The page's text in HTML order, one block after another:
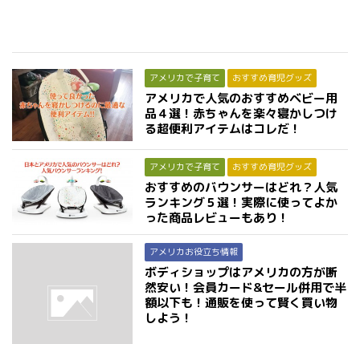
アメリカで子育て おすすめ育児グッズ
アメリカで人気のおすすめベビー用
品４選！赤ちゃんを楽々寝かしつけ
る超便利アイテムはコレだ！
アメリカで子育て おすすめ育児グッズ
おすすめのバウンサーはどれ？人気
ランキング５選！実際に使ってよか
った商品レビューもあり！
アメリカお役立ち情報
ボディショップはアメリカの方が断
然安い！会員カード&セール併用で半
額以下も！通販を使って賢く買い物
しよう！